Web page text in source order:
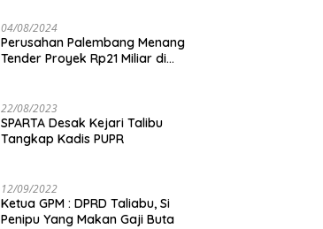
04/08/2024
Perusahan Palembang Menang
Tender Proyek Rp21 Miliar di
22/08/2023
SPARTA Desak Kejari Talibu
Tangkap Kadis PUPR
12/09/2022
Ketua GPM : DPRD Taliabu, Si
Penipu Yang Makan Gaji Buta